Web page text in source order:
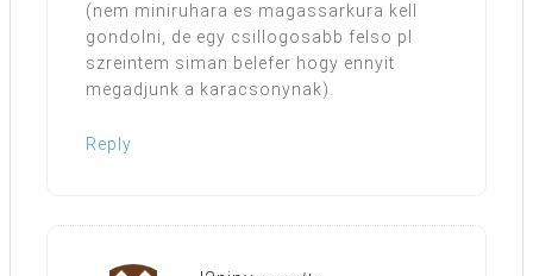
(nem miniruhara es magassarkura kell
gondolni, de egy csillogosabb felso pl
szreintem siman belefer hogy ennyit
megadjunk a karacsonynak).
Reply